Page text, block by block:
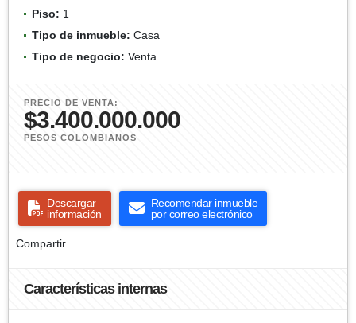
Piso: 1
Tipo de inmueble: Casa
Tipo de negocio: Venta
PRECIO DE VENTA:
$3.400.000.000
PESOS COLOMBIANOS
Descargar
información
Recomendar inmueble
por correo electrónico
Compartir
Características internas